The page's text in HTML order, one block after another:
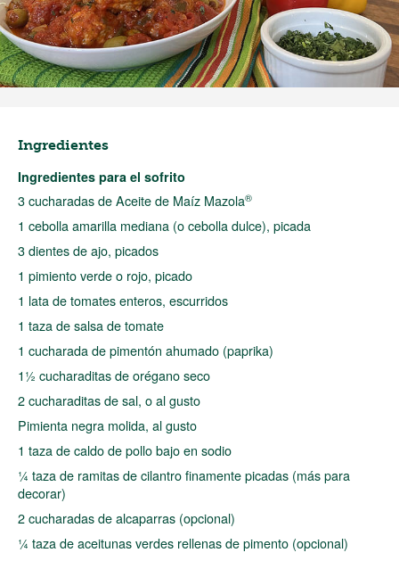
Ingredientes
Ingredientes para el sofrito
3 cucharadas de Aceite de Maíz Mazola®
1 cebolla amarilla mediana (o cebolla dulce), picada
3 dientes de ajo, picados
1 pimiento verde o rojo, picado
1 lata de tomates enteros, escurridos
1 taza de salsa de tomate
1 cucharada de pimentón ahumado (paprika)
1½ cucharaditas de orégano seco
2 cucharaditas de sal, o al gusto
Pimienta negra molida, al gusto
1 taza de caldo de pollo bajo en sodio
¼ taza de ramitas de cilantro finamente picadas (más para
decorar)
2 cucharadas de alcaparras (opcional)
¼ taza de aceitunas verdes rellenas de pimento (opcional)